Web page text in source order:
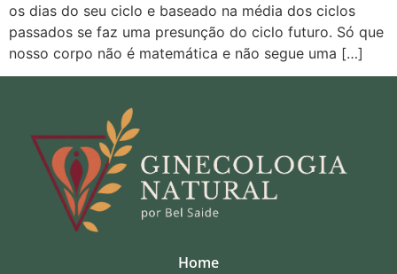
os dias do seu ciclo e baseado na média dos ciclos
passados se faz uma presunção do ciclo futuro. Só que
nosso corpo não é matemática e não segue uma […]
Home